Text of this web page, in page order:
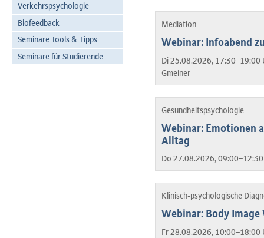
Verkehrspsychologie
Biofeedback
Seminare Tools & Tipps
Seminare für Studierende
Mediation
Webinar: Infoabend
Di 25.08.2026, 17:30–19:00
Gmeiner
Gesundheitspsychologie
Webinar: Emotionen
Alltag
Do 27.08.2026,
Klinisch-psychologische
Webinar: Body
Fr 28.08.2026, 10:00–18:00